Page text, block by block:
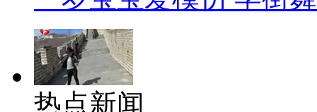
热点新闻